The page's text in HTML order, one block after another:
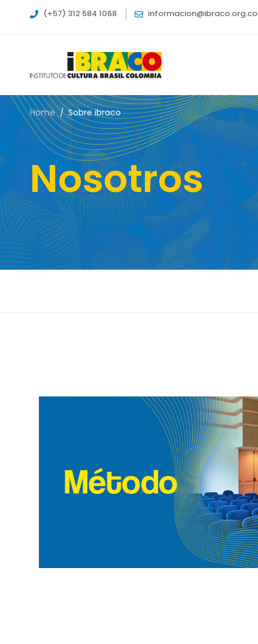
(+57) 312 584 1068 informacion@ibraco.org.co
Home Sobre ibraco
Nosotros